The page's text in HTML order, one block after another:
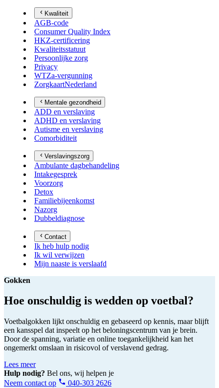
Kwaliteit
AGB-code
Consumer Quality Index
HKZ-certificering
Kwaliteitsstatuut
Persoonlijke zorg
Privacy
WTZa-vergunning
ZorgkaartNederland
Mentale gezondheid
ADD en verslaving
ADHD en verslaving
Autisme en verslaving
Comorbiditeit
Verslavingszorg
Ambulante dagbehandeling
Intakegesprek
Voorzorg
Detox
Familiebijeenkomst
Nazorg
Dubbeldiagnose
Contact
Ik heb hulp nodig
Ik wil verwijzen
Mijn naaste is verslaafd
Gokken
Hoe onschuldig is wedden op voetbal?
Voetbalgokken lijkt onschuldig en gebaseerd op kennis, maar blijft
een kansspel dat inspeelt op het beloningscentrum van je brein.
Door de spanning, variatie en online toegankelijkheid kan het
ongemerkt omslaan in risicovol of verslavend gedrag.
Lees meer
Hulp nodig? Bel ons, wij helpen je
Neem contact op
040-303 2626